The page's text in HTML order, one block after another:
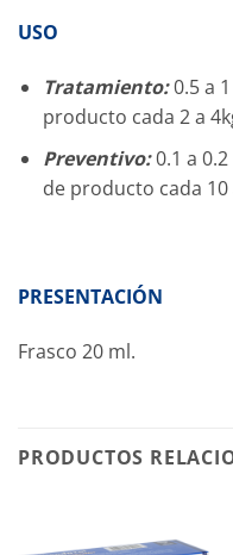
USO
Tratamiento:0.5 a
producto cada 2 a
Preventivo:0.1 a
de producto cada 10
PRESENTACIÓN
Frasco 20 ml.
PRODUCTOS